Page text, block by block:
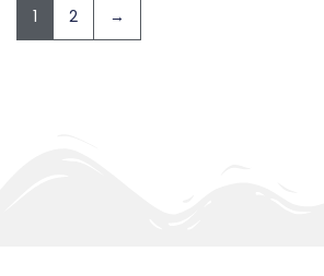
1 2 →